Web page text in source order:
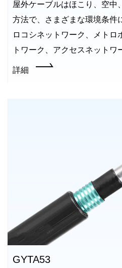
屋外ケーブルはほこり、空中
方法で、さまざまな環境条件
ロコシネットワーク、メトロ
トワーク、アクセスネットワ
詳細
GYTA53